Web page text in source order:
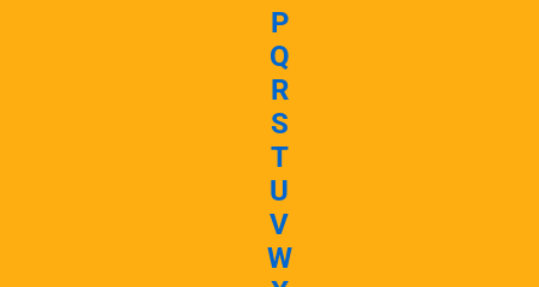
P
Q
R
S
T
U
V
W